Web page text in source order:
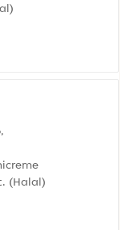
(Halal)